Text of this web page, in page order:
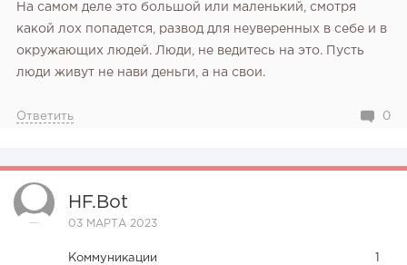
На самом деле это большой или маленький, смотря
какой лох попадется, развод для неуверенных в себе и в
окружающих людей. Люди, не ведитесь на это. Пусть
люди живут не нави деньги, а на свои.
Ответить 0
HF.bot
03 МАРТА 2023
Коммуникации